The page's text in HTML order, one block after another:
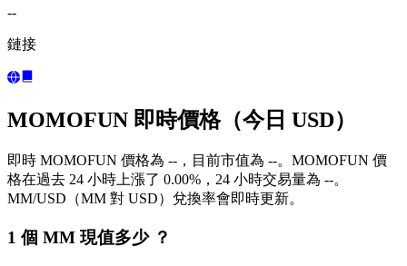
--
鏈接
MOMOFUN 即時價格（今日 USD）
即時 MOMOFUN 價格為 --，目前市值為 --。MOMOFUN 價
格在過去 24 小時上漲了 0.00%，24 小時交易量為 --。
MM/USD（MM 對 USD）兌換率會即時更新。
1 個 MM 現值多少 ？